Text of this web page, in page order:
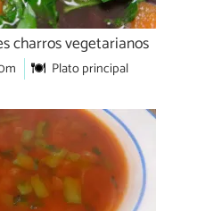
charros vegetarianos
Plato principal